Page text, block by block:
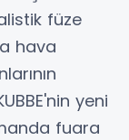
füze
hava
yeni
fuara